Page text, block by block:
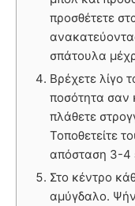
προσθέτετε
σπάτουλα
Βρέχετε λίγο
ποσότητα σαν
πλάθετε
Τοποθετείτε
απόσταση 3-4
Στο κέντρο
αμύγδαλο.